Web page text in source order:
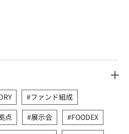
ファンド組成
点 展示会
FOODEX